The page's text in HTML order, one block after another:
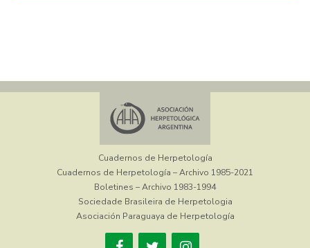
Cuadernos de Herpetología
Cuadernos de Herpetología – Archivo 1985-2021
Boletines – Archivo 1983-1994
Sociedade Brasileira de Herpetologia
Asociación Paraguaya de Herpetología